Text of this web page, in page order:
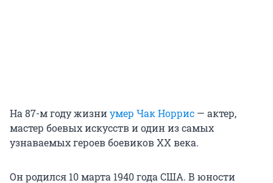
На 87-м году жизниумер Чак Норрис — актер,
мастер боевых искусств и один из самых
узнаваемых героев боевиков XX века.
Он родился 10 марта 1940 года США. В юности